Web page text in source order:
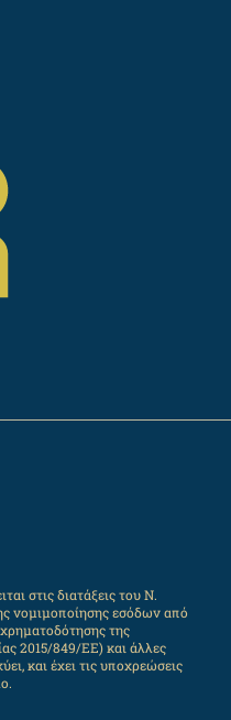
στις διατάξεις του Ν.
νομιμοποίησης εσόδων από
της
2015/849/ΕΕ) και άλλες
και έχει τις υποχρεώσεις